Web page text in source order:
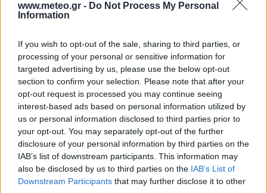
www.meteo.gr - Do Not Process My Personal
Information
If you wish to opt-out of the sale, sharing to third parties, or
processing of your personal or sensitive information for
targeted advertising by us, please use the below opt-out
section to confirm your selection. Please note that after your
opt-out request is processed you may continue seeing
interest-based ads based on personal information utilized by
us or personal information disclosed to third parties prior to
your opt-out. You may separately opt-out of the further
disclosure of your personal information by third parties on the
IAB’s list of downstream participants. This information may
also be disclosed by us to third parties on the IAB’s List of
Downstream Participants that may further disclose it to other
21:00
32°C
19%υγρ.
3 Μπφ B
ΠΕΜΠΤΗ13 ΑΥΓΟΥΣΤΟΥ Ανατολή: 06:41 - Δύση 20:22
00:00
29
30%υγρ.
4 Μπφ ΒΔ
24 Km/h
ΚΑΘΑΡΟΣ
29°C
29%υγρ.
4 Μπφ ΒΔ
24 Km/h
ΚΑΘΑΡΟΣ
27°C
41%υγρ.
4 Μπφ ΒΔ
24 Km/h
ΚΑΘΑΡΟΣ